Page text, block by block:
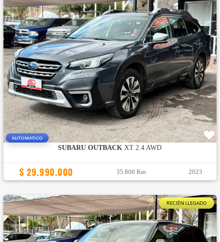
AUTOMATICO
SUBARU OUTBACK XT 2.4 AWD
$ 29.990.000 35.800 Km 2023
RECIÉN LLEGADO